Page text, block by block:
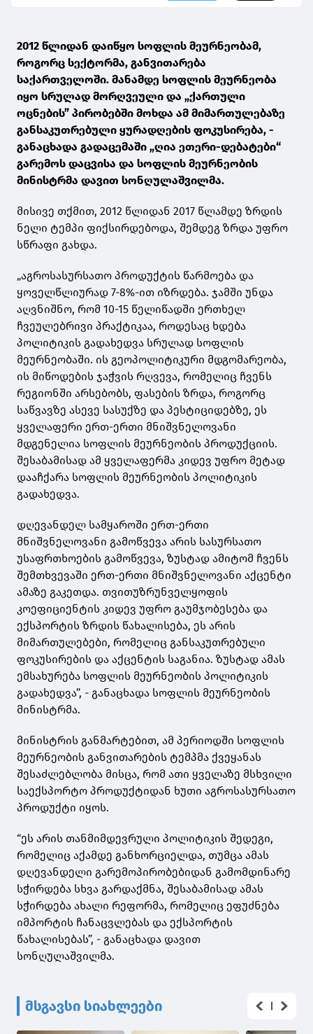
2012 წლიდან დაიწყო სოფლის მეურნეობამ,
როგორც სექტორმა, განვითარება
საქართველოში. მანამდე სოფლის მეურნეობა
იყო სრულად მორღვეული და „ქართული
ოცნების” პირობებში მოხდა ამ მიმართულებაზე
განსაკუთრებული ყურადღების ფოკუსირება, -
განაცხადა გადაცემაში „ღია ეთერი-დებატები“
გარემოს დაცვისა და სოფლის მეურნეობის
მინისტრმა დავით სონღულაშვილმა.
მისივე თქმით, 2012 წლიდან 2017 წლამდე ზრდის
ნელი ტემპი ფიქსირდებოდა, შემდეგ ზრდა უფრო
სწრაფი გახდა.
„აგროსასურსათო პროდუქტის წარმოება და
ყოველწლიურად 7-8%-ით იზრდება. ჯამში უნდა
აღვნიშნო, რომ 10-15 წელიწადში ერთხელ
ჩვეულებრივი პრაქტიკაა, როდესაც ხდება
პოლიტიკის გადახედვა სრულად სოფლის
მეურნეობაში. ის გეოპოლიტიკური მდგომარეობა,
ის მიწოდების ჯაჭვის რღვევა, რომელიც ჩვენს
რეგიონში არსებობს, ფასების ზრდა, როგორც
საწვავზე ასევე სასუქზე და პესტიციდებზე, ეს
ყველაფერი ერთ-ერთი მნიშვნელოვანი
მდგენელია სოფლის მეურნეობის პროდუქციის.
შესაბამისად ამ ყველაფერმა კიდევ უფრო მეტად
დააჩქარა სოფლის მეურნეობის პოლიტიკის
გადახედვა.
დღევანდელ სამყაროში ერთ-ერთი
მნიშვნელოვანი გამოწვევა არის სასურსათო
უსაფრთხოების გამოწვევა, ზუსტად ამიტომ ჩვენს
შემთხვევაში ერთ-ერთი მნიშვნელოვანი აქცენტი
ამაზე გაკეთდა. თვითუზრუნველყოფის
კოეფიციენტის კიდევ უფრო გაუმჯობესება და
ექსპორტის ზრდის წახალისება, ეს არის
მიმართულებები, რომელიც განსაკუთრებული
ფოკუსირების და აქცენტის საგანია. ზუსტად ამას
ემსახურება სოფლის მეურნეობის პოლიტიკის
გადახედვა”, - განაცხადა სოფლის მეურნეობის
მინისტრმა.
მინისტრის განმარტებით, ამ პერიოდში სოფლის
მეურნეობის განვითარების ტემპმა ქვეყანას
შესაძლებლობა მისცა, რომ ათი ყველაზე მსხვილი
საექსპორტო პროდუქტიდან ხუთი აგროსასურსათო
პროდუქტი იყოს.
“ეს არის თანმიმდევრული პოლიტიკის შედეგი,
რომელიც აქამდე განხორციელდა, თუმცა ამას
დღევანდელი გარემოპირობებიდან გამომდინარე
სჭირდება სხვა გარდაქმნა, შესაბამისად ამას
სჭირდება ახალი რეფორმა, რომელიც ეფუძნება
იმპორტის ჩანაცვლებას და ექსპორტის
წახალისებას”, - განაცხადა დავით
სონღულაშვილმა.
მსგავსი სიახლეები